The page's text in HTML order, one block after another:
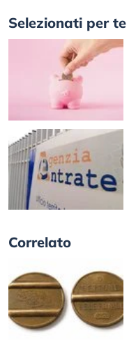
Selezionati per te
Correlato